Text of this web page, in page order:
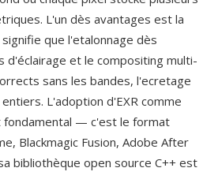
L'un dès avantages est la
que l'etalonnage dès
d'éclairage et le compositing multi-
sans les bandes, l'ecretage
L'adoption d'EXR comme
fondamental — c'est le format
Blackmagic Fusion, Adobe After
bibliothèque open source C++ est